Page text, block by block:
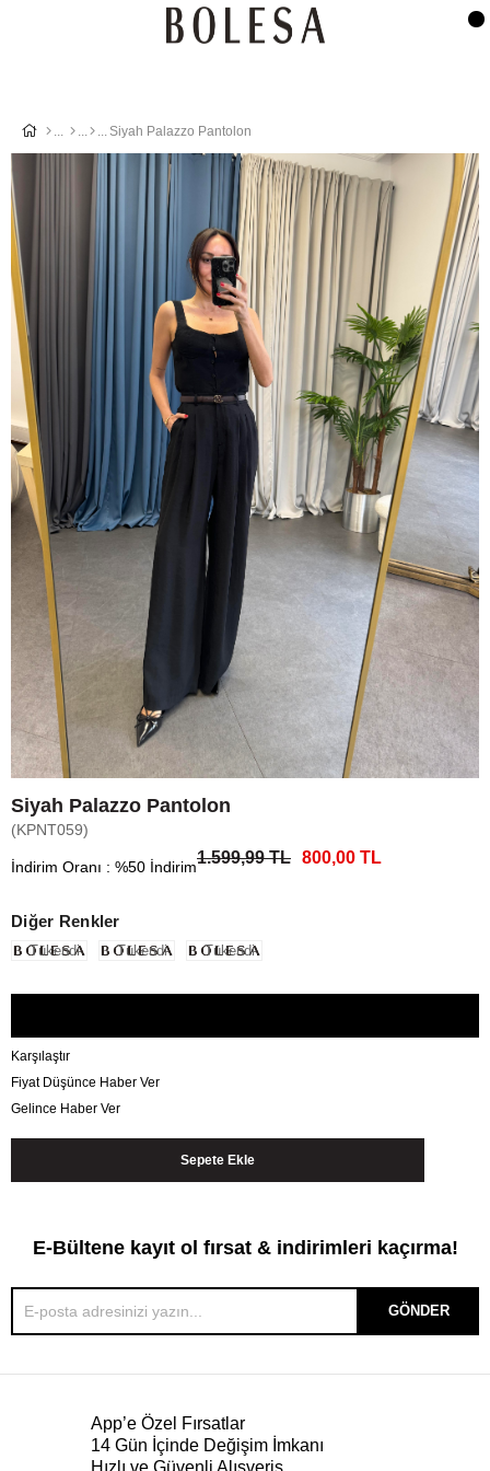
Siyah Palazzo Pantolon
Siyah Palazzo Pantolon
(KPNT059)
İndirim Oranı : %50 İndirim1.599,99 TL 800,00 TL
Diğer Renkler
Tükendi Tükendi Tükendi
Karşılaştır
Fiyat Düşünce Haber Ver
Gelince Haber Ver
E-Bültene kayıt ol fırsat & indirimleri kaçırma!
GÖNDER
App’e Özel Fırsatlar
14 Gün İçinde Değişim İmkanı
Hızlı ve Güvenli Alışveriş